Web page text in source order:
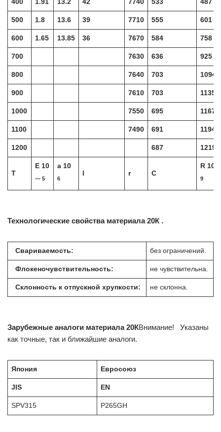
400 1.91 13.2 42 7740 533 487
500 1.8 13.6 39 7710 555 601
600 1.65 13.85 36 7670 584 758
700 7630 636 925
800 7640 703 1094
900 7610 703 1135
1000 7550 695 1167
1100 7490 691 1194
1200 687 1219
T
E 10
— 5
a 10
6
r C
R 10
9
Технологические свойства материала 20К .
Свариваемость: без ограничений.
Флокеночувствительность: не чувствительна.
Склонность к отпускной хрупкости: не склонна.
Зарубежные аналоги материала 20КВнимание! Указаны
как точные, так и ближайшие аналоги.
Япония Евросоюз
JIS EN
SPV315 P265GH